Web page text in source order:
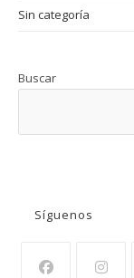
Sin categoría
Buscar
Síguenos